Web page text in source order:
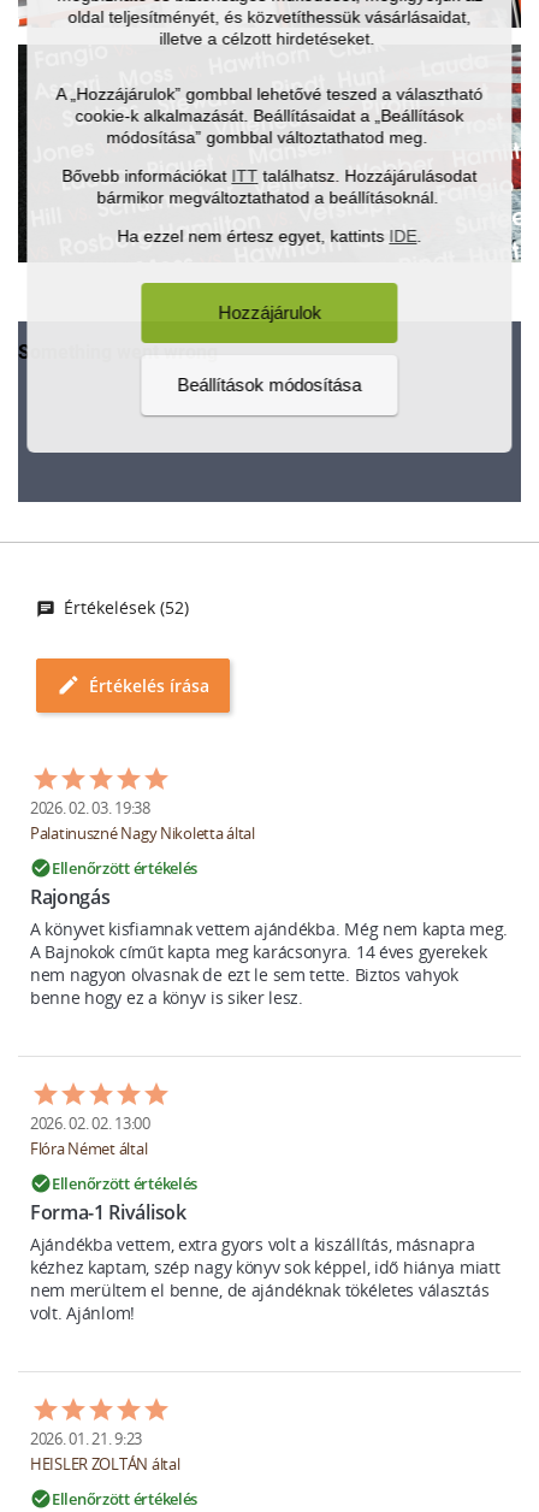
oldal teljesítményét, és közvetíthessük vásárlásaidat,
illetve a célzott hirdetéseket.
A „Hozzájárulok” gombbal lehetővé teszed a választható
cookie-k alkalmazását. Beállításaidat a „Beállítások
módosítása” gombbal változtathatod meg.
Bővebb információkat ITT találhatsz. Hozzájárulásodat
bármikor megváltoztathatod a beállításoknál.
Ha ezzel nem értesz egyet, kattints IDE.
Hozzájárulok
Beállítások módosítása
Értékelések (52)
edit Értékelés írása
2026. 02. 03. 19:38
Palatinuszné Nagy Nikoletta által
check_circleEllenőrzött értékelés
Rajongás
A könyvet kisfiamnak vettem ajándékba. Még nem kapta meg.
A Bajnokok címűt kapta meg karácsonyra. 14 éves gyerekek
nem nagyon olvasnak de ezt le sem tette. Biztos vahyok
benne hogy ez a könyv is siker lesz.
2026. 02. 02. 13:00
Flóra Német által
check_circleEllenőrzött értékelés
Forma-1 Riválisok
Ajándékba vettem, extra gyors volt a kiszállítás, másnapra
kézhez kaptam, szép nagy könyv sok képpel, idő hiánya miatt
nem merültem el benne, de ajándéknak tökéletes választás
2026. 01. 21. 9:23
HEISLER ZOLTÁN által
check_circleEllenőrzött értékelés